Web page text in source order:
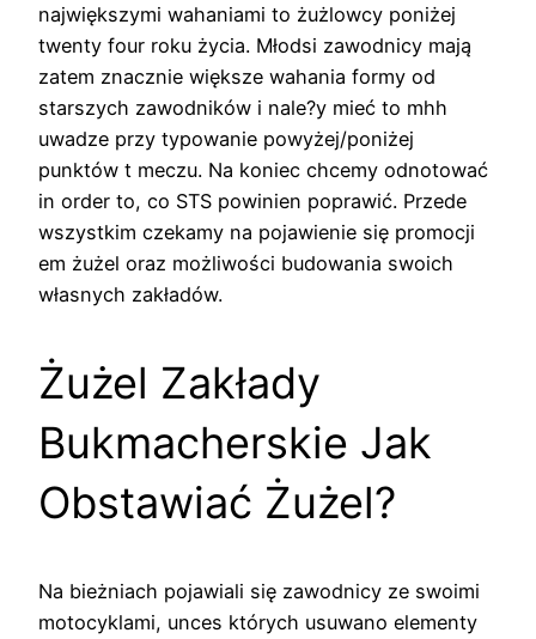
największymi wahaniami to żużlowcy poniżej
twenty four roku życia. Młodsi zawodnicy mają
zatem znacznie większe wahania formy od
starszych zawodników i nale?y mieć to mhh
uwadze przy typowanie powyżej/poniżej
punktów t meczu. Na koniec chcemy odnotować
in order to, co STS powinien poprawić. Przede
wszystkim czekamy na pojawienie się promocji
em żużel oraz możliwości budowania swoich
własnych zakładów.
Żużel Zakłady
Bukmacherskie Jak
Obstawiać Żużel?
Na bieżniach pojawiali się zawodnicy ze swoimi
motocyklami, unces których usuwano elementy